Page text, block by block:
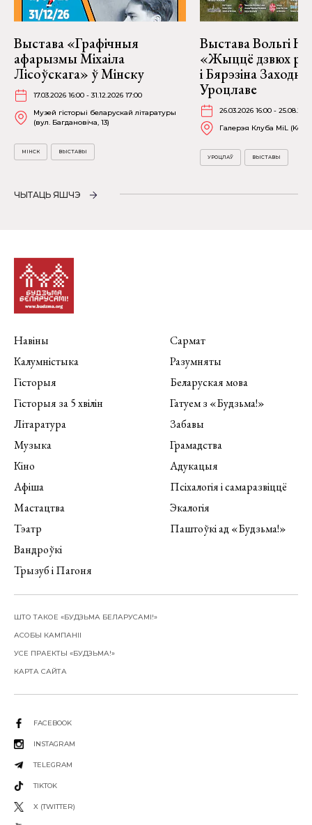
Выстава «Графічныя
афарызмы Міхаіла
Лісоўскага» ў Мінску
17.03.2026 16:00 - 31.12.2026 17:00
Музей гісторыі беларускай літаратуры
(вул. Багдановіча, 13)
МІНСК ВЫСТАВЫ
Выстава Вольгі
«Жыццё дзвюх
і Бярэзіна
Уроцлаве
26.03.2026 16:00 -
Галерэя Клуба MiL
УРОЦЛАЎ ВЫСТАВЫ
ЧЫТАЦЬ ЯШЧЭ
Навіны
Калумністыка
Гісторыя
Гісторыя за 5 хвілін
Літаратура
Музыка
Кіно
Афіша
Мастацтва
Тэатр
Вандроўкі
Трызуб і Пагоня
Сармат
Разумняты
Беларуская мова
Гатуем з «Будзьма!»
Забавы
Грамадства
Адукацыя
Псіхалогія і самаразвіццё
Экалогія
Паштоўкі ад «Будзьма!»
ШТО ТАКОЕ «БУДЗЬМА БЕЛАРУСАМІ!»
АСОБЫ КАМПАНІІ
УСЕ ПРАЕКТЫ «БУДЗЬМА!»
КАРТА САЙТА
FACEBOOK
INSTAGRAM
TELEGRAM
TIKTOK
X (TWITTER)